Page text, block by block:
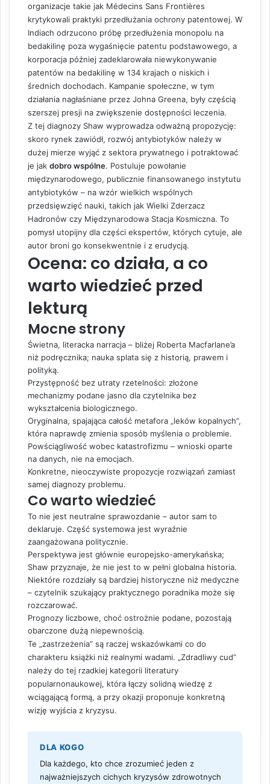
organizacje takie jak Médecins Sans Frontières
krytykowali praktyki przedłużania ochrony patentowej. W
Indiach odrzucono próbę przedłużenia monopolu na
bedakilinę poza wygaśnięcie patentu podstawowego, a
korporacja później zadeklarowała niewykonywanie
patentów na bedakilinę w 134 krajach o niskich i
średnich dochodach. Kampanie społeczne, w tym
działania nagłaśniane przez Johna Greena, były częścią
szerszej presji na zwiększenie dostępności leczenia.
Z tej diagnozy Shaw wyprowadza odważną propozycję:
skoro rynek zawiódł, rozwój antybiotyków należy w
dużej mierze wyjąć z sektora prywatnego i potraktować
je jak dobro wspólne. Postuluje powołanie
międzynarodowego, publicznie finansowanego instytutu
antybiotyków – na wzór wielkich wspólnych
przedsięwzięć nauki, takich jak Wielki Zderzacz
Hadronów czy Międzynarodowa Stacja Kosmiczna. To
pomysł utopijny dla części ekspertów, których cytuje, ale
autor broni go konsekwentnie i z erudycją.
Ocena: co działa, a co
warto wiedzieć przed
lekturą
Mocne strony
Świetna, literacka narracja – bliżej Roberta Macfarlane’a
niż podręcznika; nauka splata się z historią, prawem i
polityką.
Przystępność bez utraty rzetelności: złożone
mechanizmy podane jasno dla czytelnika bez
wykształcenia biologicznego.
Oryginalna, spajająca całość metafora „leków kopalnych”,
która naprawdę zmienia sposób myślenia o problemie.
Powściągliwość wobec katastrofizmu – wnioski oparte
na danych, nie na emocjach.
Konkretne, nieoczywiste propozycje rozwiązań zamiast
samej diagnozy problemu.
Co warto wiedzieć
To nie jest neutralne sprawozdanie – autor sam to
deklaruje. Część systemowa jest wyraźnie
zaangażowana politycznie.
Perspektywa jest głównie europejsko-amerykańska;
Shaw przyznaje, że nie jest to w pełni globalna historia.
Niektóre rozdziały są bardziej historyczne niż medyczne
– czytelnik szukający praktycznego poradnika może się
rozczarować.
Prognozy liczbowe, choć ostrożnie podane, pozostają
obarczone dużą niepewnością.
Te „zastrzeżenia” są raczej wskazówkami co do
charakteru książki niż realnymi wadami. „Zdradliwy cud”
należy do tej rzadkiej kategorii literatury
popularnonaukowej, która łączy solidną wiedzę z
wciągającą formą, a przy okazji proponuje konkretną
wizję wyjścia z kryzysu.
DLA KOGO
Dla każdego, kto chce zrozumieć jeden z
najważniejszych cichych kryzysów zdrowotnych